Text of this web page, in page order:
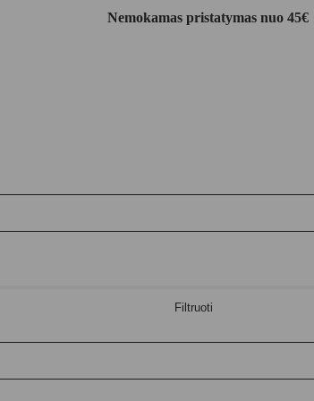
Nemokamas pristatymas nuo 45€
Filtruoti